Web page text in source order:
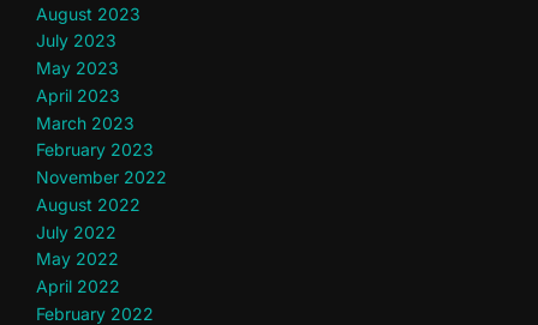
August 2023
July 2023
May 2023
April 2023
March 2023
February 2023
November 2022
August 2022
July 2022
May 2022
April 2022
February 2022